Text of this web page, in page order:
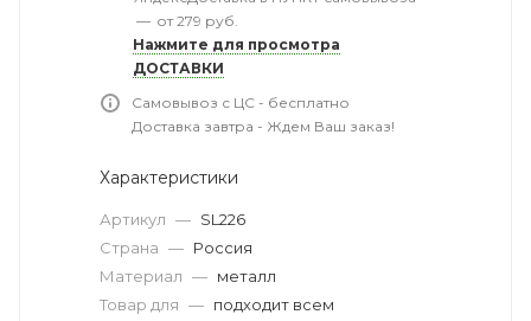
— от 279 руб.
Нажмите для просмотра
ДОСТАВКИ
Самовывоз с ЦС - бесплатно
Доставка завтра - Ждем Ваш заказ!
Характеристики
Артикул — SL226
Страна — Россия
Материал — металл
Товар для — подходит всем